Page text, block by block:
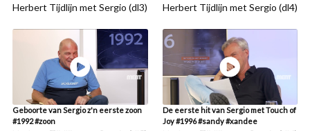
Herbert Tijdlijn met Sergio (dl3) Herbert Tijdlijn met Sergio (dl4)
Geboorte van Sergio z'n eerste zoon
#1992 #zoon
De eerste hit van Sergio met Touch of
Joy #1996 #sandy #xandee